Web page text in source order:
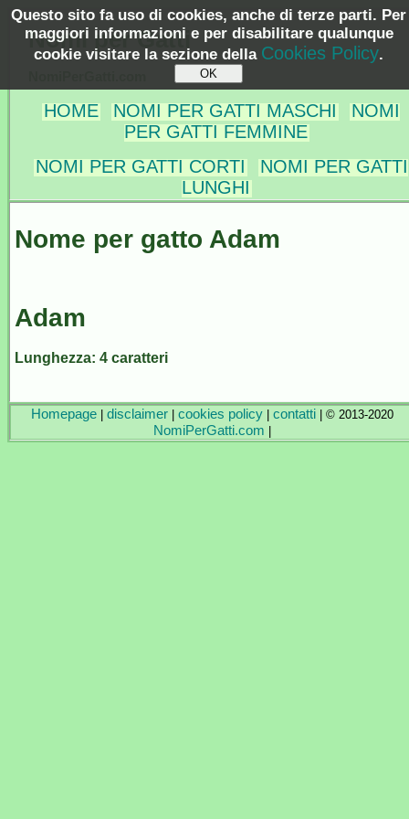
Questo sito fa uso di cookies, anche di terze parti. Per
maggiori informazioni e per disabilitare qualunque
cookie visitare la sezione della Cookies Policy.
Nomi per Gatti
HOME NOMI PER GATTI MASCHI
NOMI
PER GATTI FEMMINE
NOMI PER GATTI CORTI
NOMI PER GATTI
LUNGHI
Nome per gatto Adam
Adam
Lunghezza: 4 caratteri
Homepage| disclaimer| cookies policy| contatti| © 2013-2020
NomiPerGatti.com